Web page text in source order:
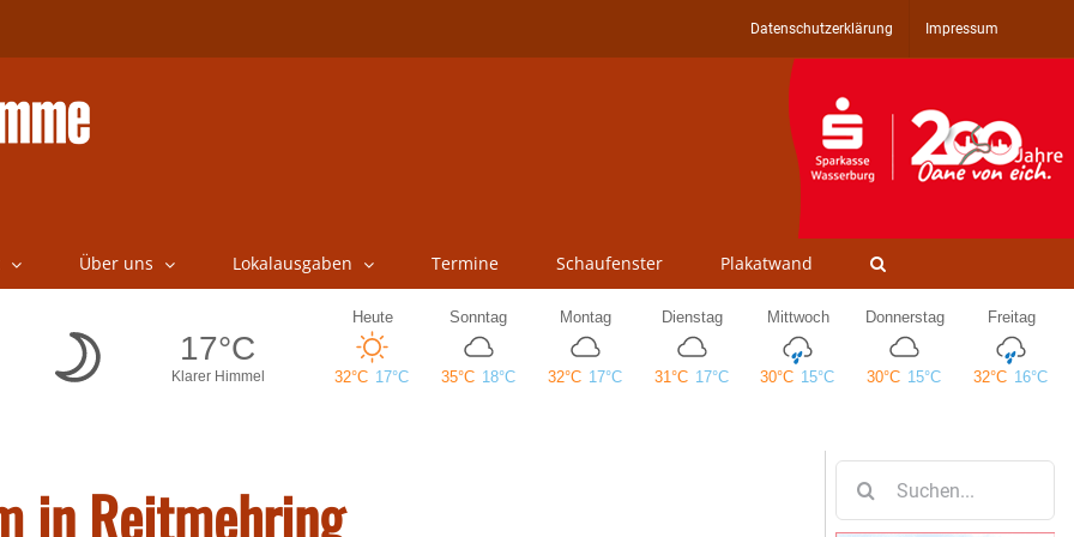
Datenschutzerklärung Impressum
Über uns Lokalausgaben Termine Schaufenster Plakatwand
in Reitmehring
nach: